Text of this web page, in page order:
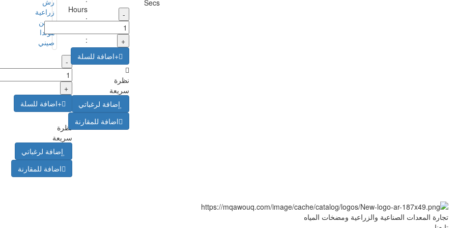
Hours
:
:
Secs
-
+
+اضافة للسلة
نظرة
سريعة
إضافة لرغباتي
اضافة للمقارنة
Secs
-
+
+اضافة للسلة
نظرة
سريعة
إضافة لرغباتي
اضافة للمقارنة
تجارة المعدات الصناعية والزراعية ومضخات المياه